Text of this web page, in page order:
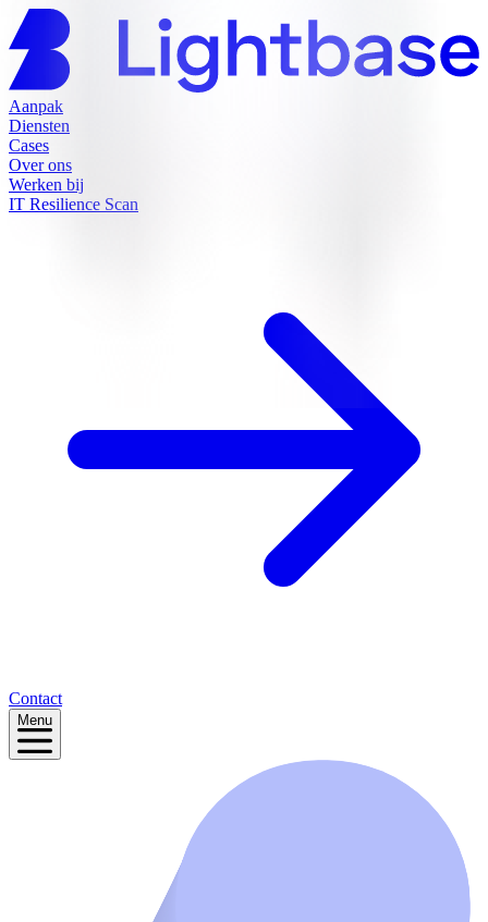
Aanpak
Diensten
Cases
Over ons
Werken bij
IT Resilience Scan
Contact
Menu